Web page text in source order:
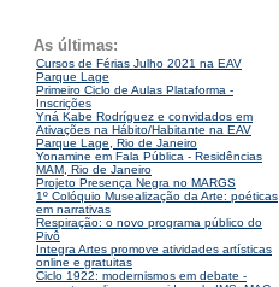
As últimas:
Cursos de Férias Julho 2021 na EAV
Parque Lage
Primeiro Ciclo de Aulas Plataforma -
Inscrições
Yná Kabe Rodríguez e convidados em
Ativações na Hábito/Habitante na EAV
Parque Lage, Rio de Janeiro
Yonamine em Fala Pública - Residências
MAM, Rio de Janeiro
Projeto Presença Negra no MARGS
1º Colóquio Musealização da Arte: poéticas
em narrativas
Respiração: o novo programa público do
Pivô
Integra Artes promove atividades artísticas
online e gratuitas
Ciclo 1922: modernismos em debate -